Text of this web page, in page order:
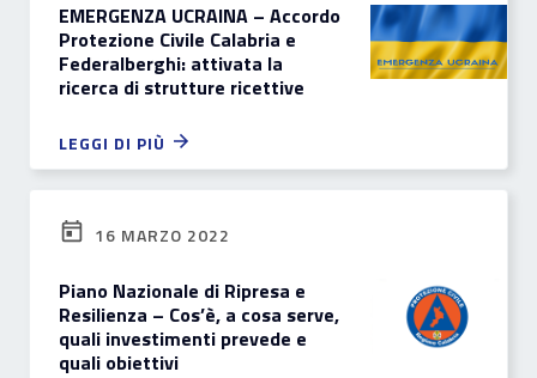
EMERGENZA UCRAINA – Accordo
Protezione Civile Calabria e
Federalberghi: attivata la
ricerca di strutture ricettive
LEGGI DI PIÙ
16 MARZO 2022
Piano Nazionale di Ripresa e
Resilienza – Cos’è, a cosa serve,
quali investimenti prevede e
quali obiettivi